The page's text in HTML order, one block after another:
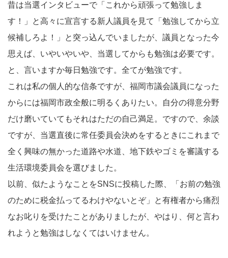
昔は当選インタビューで「これから頑張って勉強しま
す！」と高々に宣言する新人議員を見て「勉強してから立
候補しろよ！」と突っ込んでいましたが、議員となった今
思えば、いやいやいや、当選してからも勉強は必要です。
と、言いますか毎日勉強です。全てが勉強です。
これは私の個人的な信条ですが、福岡市議会議員になった
からには福岡市政全般に明るくありたい。自分の得意分野
だけ磨いていてもそれはただの自己満足。ですので、余談
ですが、当選直後に常任委員会決めをするときにこれまで
全く興味の無かった道路や水道、地下鉄やゴミを審議する
生活環境委員会を選びました。
以前、似たようなことをSNSに投稿した際、「お前の勉強
のために税金払ってるわけやないとぞ」と有権者から痛烈
なお叱りを受けたことがありましたが、やはり、何と言わ
れようと勉強はしなくてはいけません。